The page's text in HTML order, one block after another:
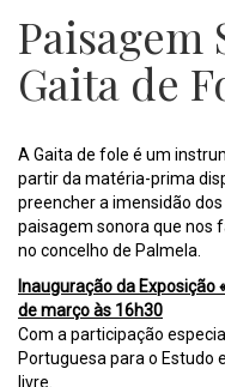
Paisagem
Gaita de
A Gaita de fole é um
partir da matéria-prima
preencher a imensidão
paisagem sonora que nos
no concelho de Palmela.
Inauguração da Exposição
de março às 16h30
Com a participação
Portuguesa para o Estudo
livre.